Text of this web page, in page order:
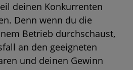
deinen Konkurrenten
Denn wenn du die
Betrieb durchschaust,
an den geeigneten
und deinen Gewinn